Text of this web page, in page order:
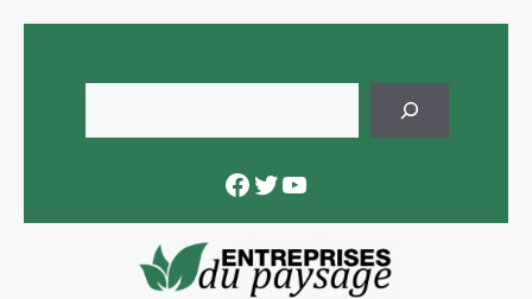
content
Facebook
Twitter
YouTube